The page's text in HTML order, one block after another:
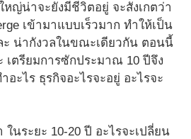
ญ่น่าจะยังมีชีวิตอยู่ จะสังเกตว่า
เข้ามาแบบเร็วมาก ทำให้เป็น
ะ น่ากังวลในขณะเดียวกัน ตอนนี้
เตรียมการซักประมาณ 10 ปีจึง
อะไร ธุรกิจอะไรจะอยู่ อะไรจะ
ในระยะ 10-20 ปี อะไรจะเปลี่ยน